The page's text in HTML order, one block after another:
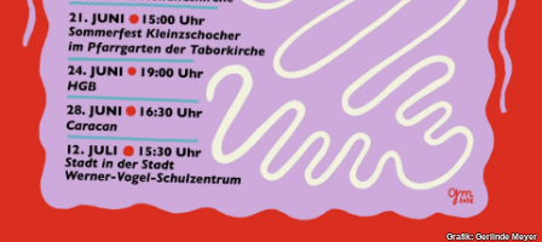
Grafik: Gerlinde Meyer
Grafik: Gerlinde Meyer